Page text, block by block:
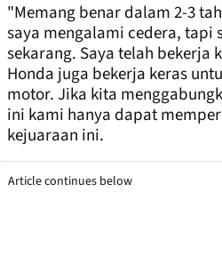
"Memang benar dalam 2-3
saya mengalami cedera, tapi
sekarang. Saya telah bekerja
Honda juga bekerja keras
motor. Jika kita
ini kami hanya dapat
kejuaraan ini.
Article continues below